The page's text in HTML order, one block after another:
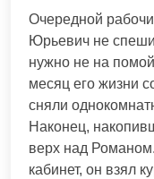
Очередной
Юрьевич не
нужно не на
месяц его жизни
сняли
Наконец,
верх над
кабинет, он взял